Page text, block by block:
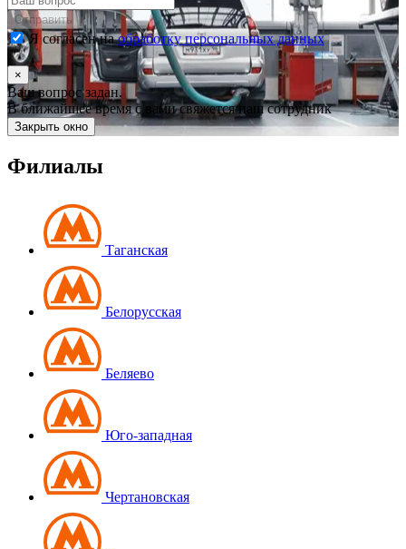
Отправить
Я согласен наобработку персональных данных
×
Ваш вопрос задан.
В ближайшее время с вами свяжется наш сотрудник
Закрыть окно
Филиалы
Таганская
Белорусская
Беляево
Юго-западная
Чертановская